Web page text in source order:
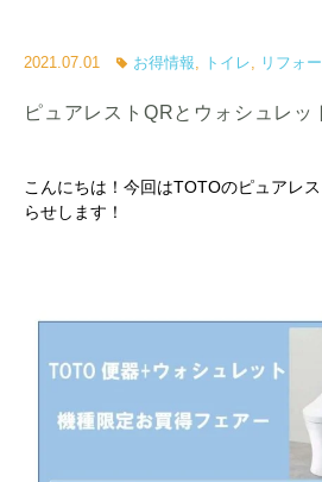
2021.07.01 お得情報, トイレ, リフォ
ピュアレストQRとウォシュレッ
こんにちは！今回はTOTOのピュアレ
らせします！